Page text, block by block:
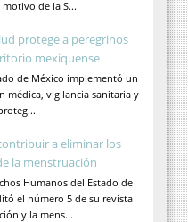
de la S...
protege a peregrinos
mexiquense
de México implementó un
médica, vigilancia sanitaria y
a eliminar los
la menstruación
Humanos del Estado de
el número 5 de su revista
y la mens...